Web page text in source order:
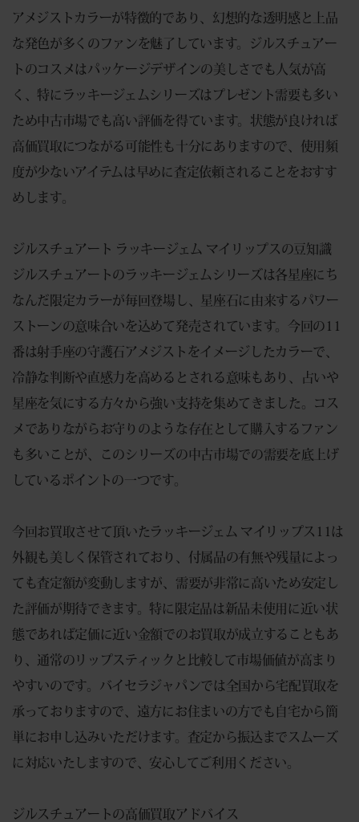
アメジストカラーが特徴的であり、幻想的な透明感と上品
な発色が多くのファンを魅了しています。ジルスチュアー
トのコスメはパッケージデザインの美しさでも人気が高
く、特にラッキージェムシリーズはプレゼント需要も多い
ため中古市場でも高い評価を得ています。状態が良ければ
高価買取につながる可能性も十分にありますので、使用頻
度が少ないアイテムは早めに査定依頼されることをおすす
めします。
ジルスチュアート ラッキージェム マイリップスの豆知識
ジルスチュアートのラッキージェムシリーズは各星座にち
なんだ限定カラーが毎回登場し、星座石に由来するパワー
ストーンの意味合いを込めて発売されています。今回の11
番は射手座の守護石アメジストをイメージしたカラーで、
冷静な判断や直感力を高めるとされる意味もあり、占いや
星座を気にする方々から強い支持を集めてきました。コス
メでありながらお守りのような存在として購入するファン
も多いことが、このシリーズの中古市場での需要を底上げ
しているポイントの一つです。
今回お買取させて頂いたラッキージェム マイリップス11は
外観も美しく保管されており、付属品の有無や残量によっ
ても査定額が変動しますが、需要が非常に高いため安定し
た評価が期待できます。特に限定品は新品未使用に近い状
態であれば定価に近い金額でのお買取が成立することもあ
り、通常のリップスティックと比較して市場価値が高まり
やすいのです。バイセラジャパンでは全国から宅配買取を
承っておりますので、遠方にお住まいの方でも自宅から簡
単にお申し込みいただけます。査定から振込までスムーズ
に対応いたしますので、安心してご利用ください。
ジルスチュアートの高価買取アドバイス